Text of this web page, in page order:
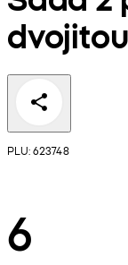
PLU: 623748
6